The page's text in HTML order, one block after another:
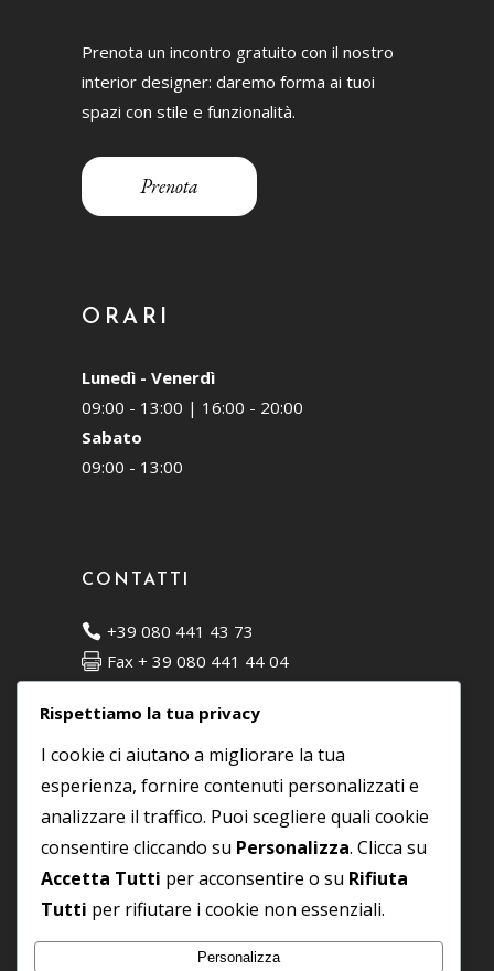
Prenota un incontro gratuito con il nostro
interior designer: daremo forma ai tuoi
spazi con stile e funzionalità.
Prenota
ORARI
Lunedì - Venerdì
09:00 - 13:00 | 16:00 - 20:00
Sabato
09:00 - 13:00
CONTATTI
+39 080 441 43 73
Fax + 39 080 441 44 04
info@moodesign.it
SOCIAL
Rispettiamo la tua privacy
I cookie ci aiutano a migliorare la tua
esperienza, fornire contenuti personalizzati e
analizzare il traffico. Puoi scegliere quali cookie
consentire cliccando su Personalizza. Clicca su
Accetta Tutti per acconsentire o su Rifiuta
Tutti per rifiutare i cookie non essenziali.
Personalizza